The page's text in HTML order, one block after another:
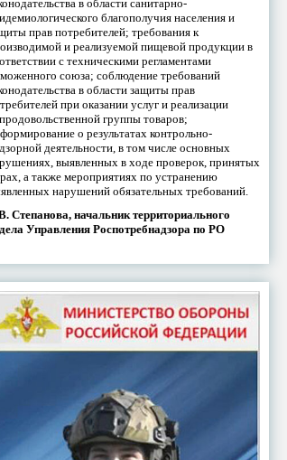
в области санитарно-
благополучия населения и
прав потребителей; требования к
и реализуемой пищевой продукции в
с техническими регламентами
союза; соблюдение требований
в области защиты прав
при оказании услуг и реализации
группы товаров;
о результатах контрольно-
деятельности, в том числе основных
выявленных в ходе проверок, принятых
а также мероприятиях по устранению
нарушений обязательных требований.
Степанова, начальник территориального
Управления Роспотребнадзора по РО